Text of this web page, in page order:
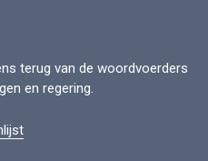
terug van de woordvoerders
en regering.